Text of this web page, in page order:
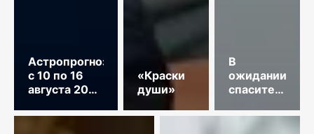
Астропрогноз
с 10 по 16
августа 2026
«Краски
души»
В
ожидании
спасительного